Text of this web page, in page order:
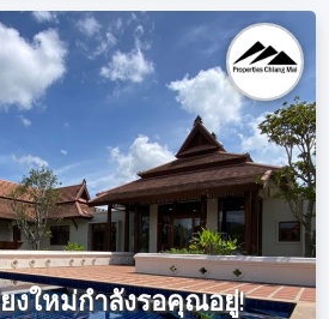
งใหม่กำลังรอคุณอยู่!